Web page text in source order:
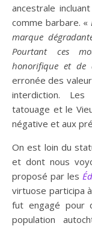
ancestrale
comme barbare. «
marque
Pourtant ces
honorifique et de
erronée des
interdiction.
tatouage et le
négative et aux
On est loin du
et dont nous
proposé par les
virtuose participa
fut engagé pour
population